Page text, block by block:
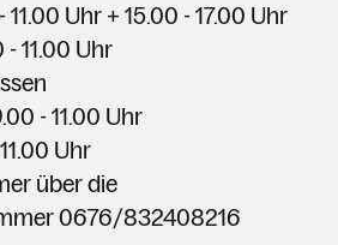
Uhr + 15.00 - 17.00 Uhr
11.00 Uhr
- 11.00 Uhr
Uhr
über die
0676/832408216